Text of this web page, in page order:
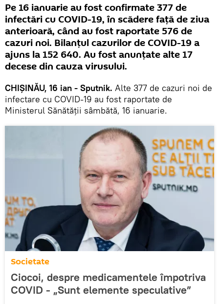
Pe 16 ianuarie au fost confirmate 377 de
infectări cu COVID-19, în scădere față de ziua
anterioară, când au fost raportate 576 de
cazuri noi. Bilanțul cazurilor de COVID-19 a
ajuns la 152 640. Au fost anunțate alte 17
decese din cauza virusului.
CHIȘINĂU, 16 ian - Sputnik. Alte 377 de cazuri noi de
infectare cu COVID-19 au fost raportate de
Ministerul Sănătății sâmbătă, 16 ianuarie.
Societate
Ciocoi, despre medicamentele împotriva
COVID - „Sunt elemente speculative”